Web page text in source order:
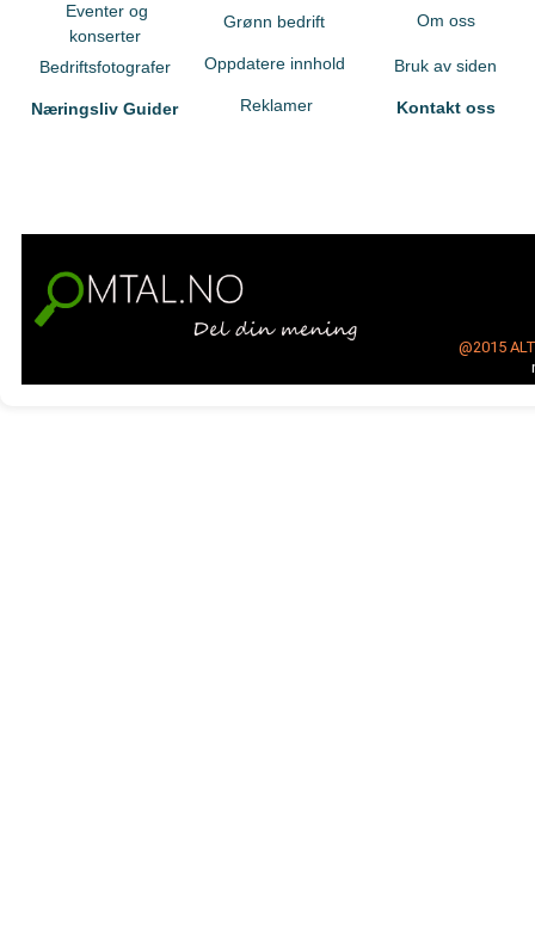
Eventer og
konserter
Bedriftsfotografer
Næringsliv Guider
Grønn bedrift
Oppdatere innhold
Reklamer
Om oss
Bruk av siden
Kontakt oss
@2015